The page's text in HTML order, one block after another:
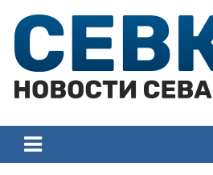
content
Севастополя
Севастополя